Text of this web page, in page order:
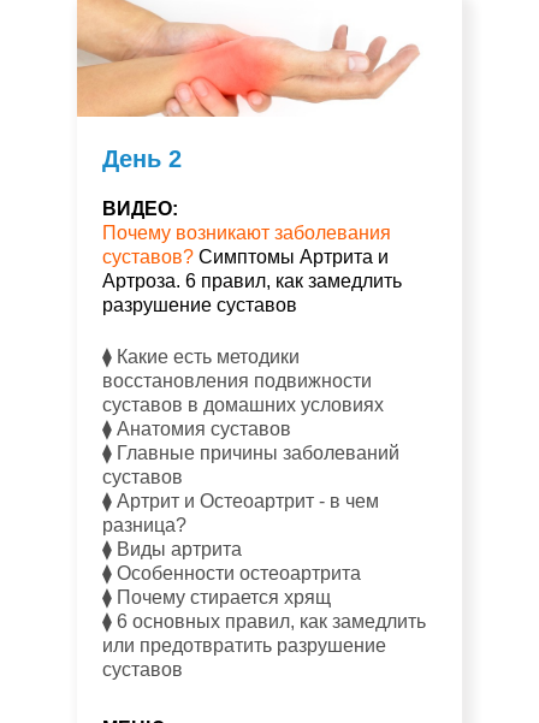
День 2
ВИДЕО:
Почему возникают заболевания
суставов? Симптомы Артрита и
Артроза. 6 правил, как замедлить
разрушение суставов
⧫ Какие есть методики
восстановления подвижности
суставов в домашних условиях
⧫ Анатомия суставов
⧫ Главные причины заболеваний
суставов
⧫ Артрит и Остеоартрит - в чем
разница?
⧫ Виды артрита
⧫ Особенности остеоартрита
⧫ Почему стирается хрящ
⧫ 6 основных правил, как замедлить
или предотвратить разрушение
суставов